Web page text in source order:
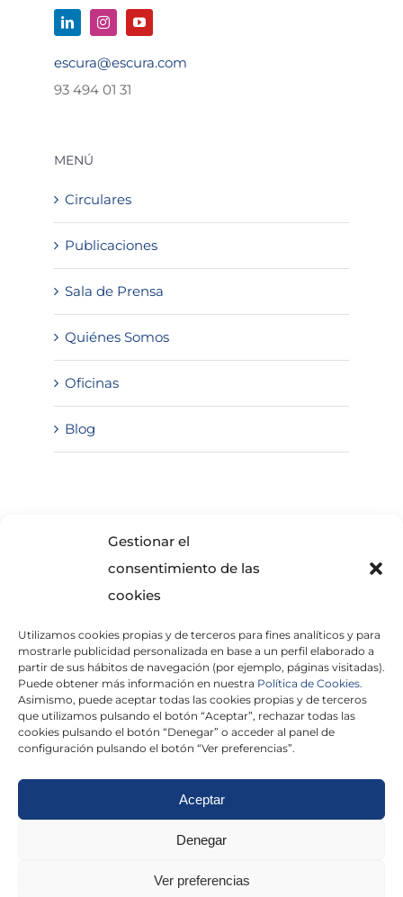
Gestionar el
consentimiento de las
cookies
Utilizamos cookies propias y de terceros para fines analíticos y para
mostrarle publicidad personalizada en base a un perfil elaborado a
partir de sus hábitos de navegación (por ejemplo, páginas visitadas).
Puede obtener más información en nuestra Política de Cookies.
Asimismo, puede aceptar todas las cookies propias y de terceros
que utilizamos pulsando el botón “Aceptar”, rechazar todas las
cookies pulsando el botón “Denegar” o acceder al panel de
configuración pulsando el botón “Ver preferencias”.
Aceptar
Denegar
Ver preferencias
escura@escura.com
93 494 01 31
MENÚ
Circulares
Publicaciones
Sala de Prensa
Quiénes Somos
Oficinas
Blog
He leído y acepto laPolítica de Privacidad
Politica de cookies|Aviso Legal
Madrid|Tarragona